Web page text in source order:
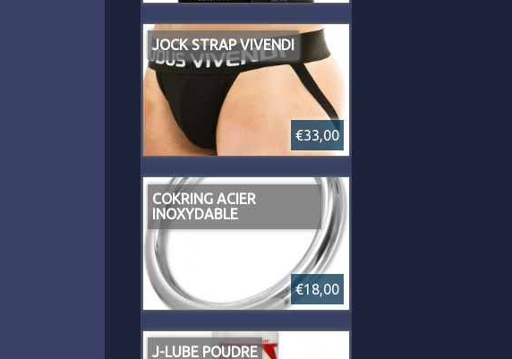
JOCK STRAP VIVENDI
€33,00
COKRING ACIER
INOXYDABLE
€18,00
J-LUBE POUDRE